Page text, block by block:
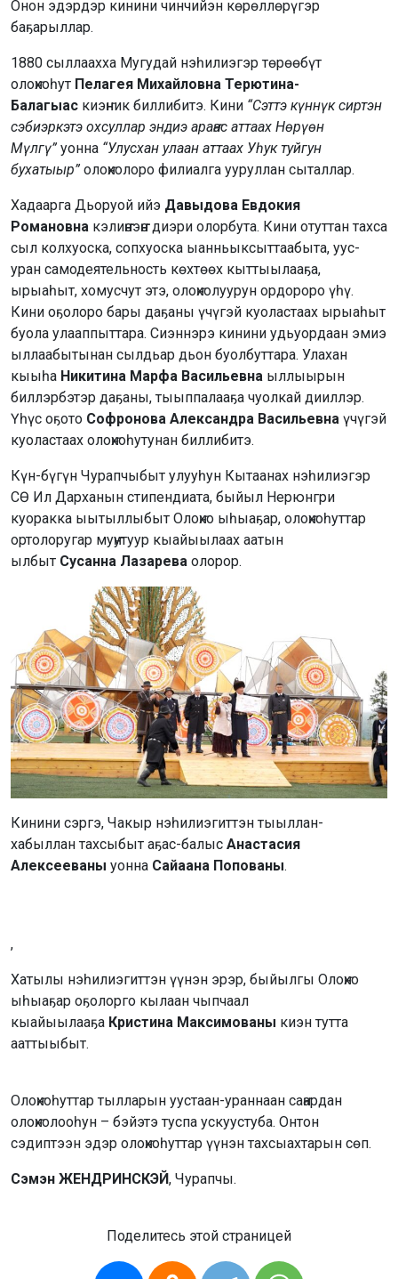
Онон эдэрдэр кинини чинчийэн көрөллөрүгэр
баҕарыллар.
1880 сыллаахха Мугудай нэһилиэгэр төрөөбүт
олоҥхоһут Пелагея Михайловна Терютина-
Балагыас киэҥник биллибитэ. Кини “Сэттэ күннүк сиртэн
сэбиэркэтэ охсуллар эндиэ араҥас аттаах Нөрүөн
Мүлгү” уонна “Улусхан улаан аттаах Уһук туйгун
бухатыыр” олоҥхолоро филиалга ууруллан сыталлар.
Хадаарга Дьоруой ийэ Давыдова Евдокия
Романовна кэлиҥҥээҥҥэ диэри олорбута. Кини отуттан тахса
сыл колхуоска, сопхуоска ыанньыксыттаабыта, уус-
уран самодеятельность көхтөөх кыттыылааҕа,
ырыаһыт, хомусчут этэ, олоҥхолуурун ордороро үһү.
Кини оҕолоро бары даҕаны үчүгэй куоластаах ырыаһыт
буола улааппыттара. Сиэннэрэ кинини удьуордаан эмиэ
ыллаабытынан сылдьар дьон буолбуттара. Улахан
кыыһа Никитина Марфа Васильевна ыллыырын
биллэрбэтэр даҕаны, тыыппалааҕа чуолкай дииллэр.
Үһүс оҕото Софронова Александра Васильевна үчүгэй
куоластаах олоҥхоһутунан биллибитэ.
Күн-бүгүн Чурапчыбыт улууһун Кытаанах нэһилиэгэр
СӨ Ил Дарханын стипендиата, быйыл Нерюнгри
куоракка ыытыллыбыт Олоҥхо ыһыаҕар, олоҥхоһуттар
ортолоругар муҥутуур кыайыылаах аатын
ылбыт Сусанна Лазарева олорор.
Кинини сэргэ, Чакыр нэһилиэгиттэн тыыллан-
хабыллан тахсыбыт аҕас-балыс Анастасия
Алексееваны уонна Сайаана Попованы.
,
Хатылы нэһилиэгиттэн үүнэн эрэр, быйылгы Олоҥхо
ыһыаҕар оҕолорго кылаан чыпчаал
кыайыылааҕа Кристина Максимованы киэн тутта
ааттыыбыт.
Олоҥхоһуттар тылларын уустаан-ураннаан саҥардан
олоҥхолооһун – бэйэтэ туспа ускуустуба. Онтон
сэдиптээн эдэр олоҥхоһуттар үүнэн тахсыахтарын сөп.
Сэмэн ЖЕНДРИНСКЭЙ, Чурапчы.
Поделитесь этой страницей